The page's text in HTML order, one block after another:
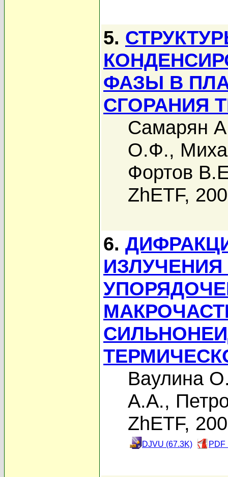
5.
ФАЗЫ В
СГОРАНИЯ
Самарян
О.Ф.,
Фортов
ZhETF,
6.
Ваулина
А.А.,
ZhETF,
DJVU (67.3K) PDF